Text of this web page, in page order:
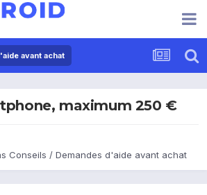
avant achat
maximum 250 €
Conseils / Demandes d'aide avant achat